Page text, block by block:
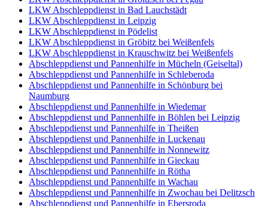
LKW Abschleppdienst in Bad Lauchstädt
LKW Abschleppdienst in Leipzig
LKW Abschleppdienst in Pödelist
LKW Abschleppdienst in Gröbitz bei Weißenfels
LKW Abschleppdienst in Krauschwitz bei Weißenfels
Abschleppdienst und Pannenhilfe in Mücheln (Geiseltal)
Abschleppdienst und Pannenhilfe in Schleberoda
Abschleppdienst und Pannenhilfe in Schönburg bei
Naumburg
Abschleppdienst und Pannenhilfe in Wiedemar
Abschleppdienst und Pannenhilfe in Böhlen bei Leipzig
Abschleppdienst und Pannenhilfe in Theißen
Abschleppdienst und Pannenhilfe in Luckenau
Abschleppdienst und Pannenhilfe in Nonnewitz
Abschleppdienst und Pannenhilfe in Gieckau
Abschleppdienst und Pannenhilfe in Rötha
Abschleppdienst und Pannenhilfe in Wachau
Abschleppdienst und Pannenhilfe in Zwochau bei Delitzsch
Abschleppdienst und Pannenhilfe in Ebersroda